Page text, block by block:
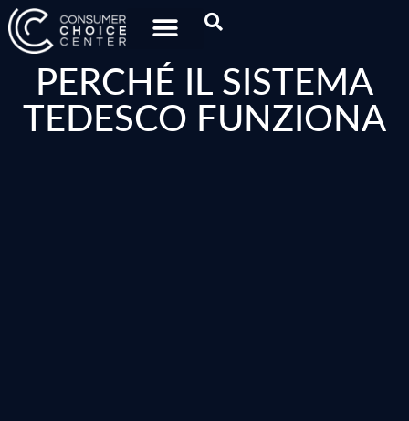
PERCHÉ IL SISTEMA
TEDESCO FUNZIONA